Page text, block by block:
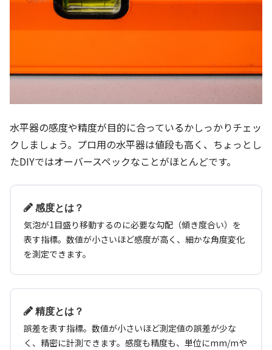
水平器の感度や精度が目的に合っているかしっかりチェッ
クしましょう。プロ用の水平器は値段も高く、ちょっとし
たDIYではオーバースペックなことがほとんどです。
感度とは？
気泡が1目盛り移動するのに必要な勾配（傾き度合い）を
表す指標。数値が小さいほど感度が高く、細かな角度変化
を測定できます。
精度とは？
誤差を表す指標。数値が小さいほど測定値の誤差が少な
く、精密に計測できます。感度も精度も、単位にmm/mや